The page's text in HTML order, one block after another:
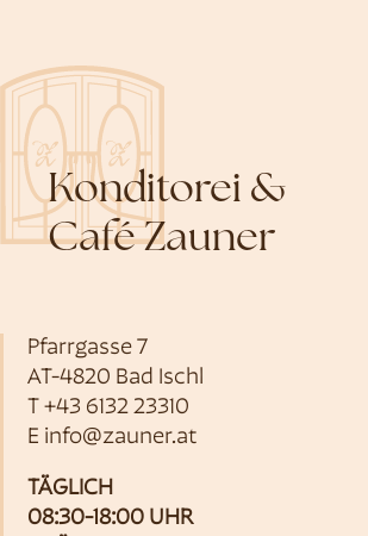
Konditorei &
Café Zauner
Pfarrgasse 7
AT-4820 Bad Ischl
T +43 6132 23310
E info@zauner.at
TÄGLICH
08:30-18:00 UHR